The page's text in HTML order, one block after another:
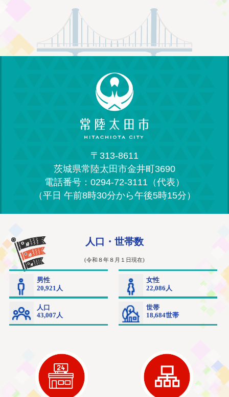
〒313-8611
茨城県常陸太田市金井町3690
電話番号：0294-72-3111（代表）
（平日 午前8時30分から午後5時15分）